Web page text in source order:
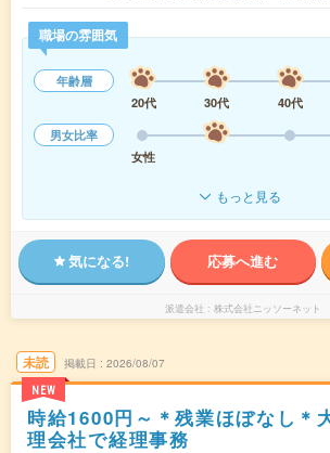
職場の雰囲気
年齢層
20代
30代 40代
男女比率
女性
もっと見る
気になる! 応募へ進む
派遣会社 株式会社ニッソーネット
未読
NEW
掲載日 2026/08/07
時給1600円～＊残業ほぼなし＊
理会社で経理事務